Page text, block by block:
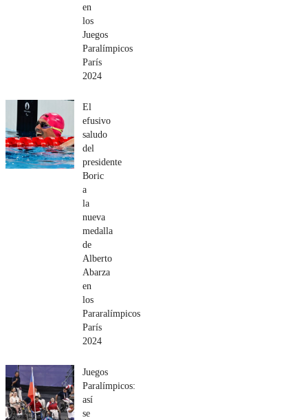
en
los
Juegos
Paralímpicos
París
2024
El
efusivo
saludo
del
presidente
Boric
a
la
nueva
medalla
de
Alberto
Abarza
en
los
Pararalímpicos
París
2024
Juegos
Paralímpicos:
así
se